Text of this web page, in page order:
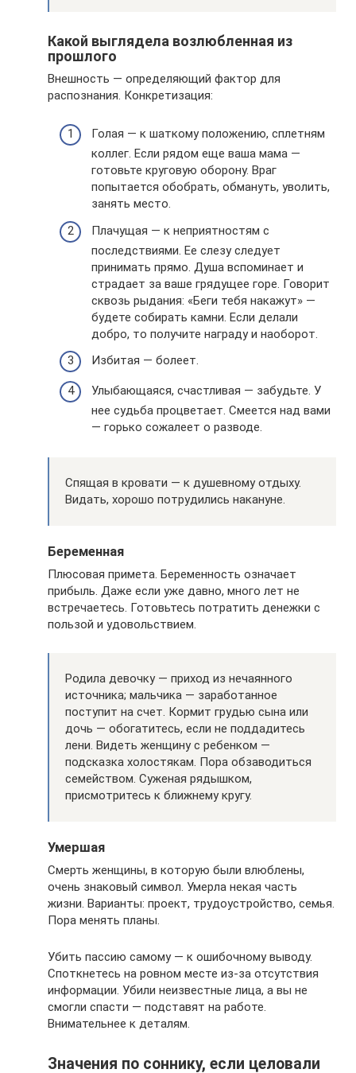
Какой выглядела возлюбленная из
прошлого
Внешность — определяющий фактор для
распознания. Конкретизация:
Голая — к шаткому положению, сплетням
коллег. Если рядом еще ваша мама —
готовьте круговую оборону. Враг
попытается обобрать, обмануть, уволить,
занять место.
Плачущая — к неприятностям с
последствиями. Ее слезу следует
принимать прямо. Душа вспоминает и
страдает за ваше грядущее горе. Говорит
сквозь рыдания: «Беги тебя накажут» —
будете собирать камни. Если делали
добро, то получите награду и наоборот.
Избитая — болеет.
Улыбающаяся, счастливая — забудьте. У
нее судьба процветает. Смеется над вами
— горько сожалеет о разводе.
Спящая в кровати — к душевному отдыху.
Видать, хорошо потрудились накануне.
Беременная
Плюсовая примета. Беременность означает
прибыль. Даже если уже давно, много лет не
встречаетесь. Готовьтесь потратить денежки с
пользой и удовольствием.
Родила девочку — приход из нечаянного
источника; мальчика — заработанное
поступит на счет. Кормит грудью сына или
дочь — обогатитесь, если не поддадитесь
лени. Видеть женщину с ребенком —
подсказка холостякам. Пора обзаводиться
семейством. Суженая рядышком,
присмотритесь к ближнему кругу.
Умершая
Смерть женщины, в которую были влюблены,
очень знаковый символ. Умерла некая часть
жизни. Варианты: проект, трудоустройство, семья.
Пора менять планы.
Убить пассию самому — к ошибочному выводу.
Споткнетесь на ровном месте из-за отсутствия
информации. Убили неизвестные лица, а вы не
смогли спасти — подставят на работе.
Внимательнее к деталям.
Значения по соннику, если целовали